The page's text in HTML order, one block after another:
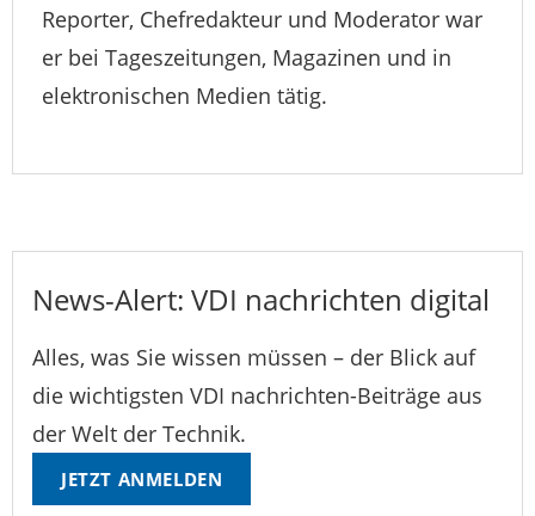
Reporter, Chefredakteur und Moderator war
er bei Tageszeitungen, Magazinen und in
elektronischen Medien tätig.
News-Alert: VDI nachrichten digital
Alles, was Sie wissen müssen – der Blick auf
die wichtigsten VDI nachrichten-Beiträge aus
der Welt der Technik.
JETZT ANMELDEN